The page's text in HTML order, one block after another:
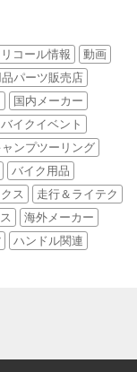
リコール情報
動画
品パーツ販売店
国内メーカー
バイクイベント
ャンプツーリング
バイク用品
ス
走行＆ライテク
海外メーカー
ハンドル関連